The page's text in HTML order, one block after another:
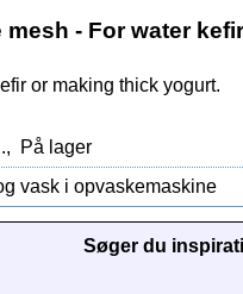
mesh - For water kefir
or making thick yogurt.
På lager
vask i opvaskemaskine
Søger du